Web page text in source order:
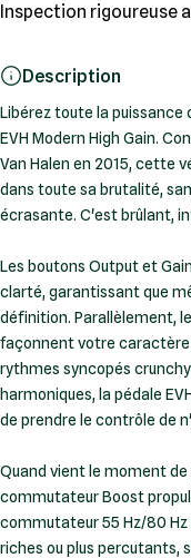
Inspection rigoureuse
Description
Libérez toute la puissance
EVH Modern High Gain.
Van Halen en 2015, cette
dans toute sa brutalité,
écrasante. C'est brûlant,
Les boutons Output et
clarté, garantissant que
définition. Parallèlement,
façonnent votre caractère
rythmes syncopés
harmoniques, la pédale
de prendre le contrôle de
Quand vient le moment de
commutateur Boost
commutateur 55 Hz/80
riches ou plus percutants,